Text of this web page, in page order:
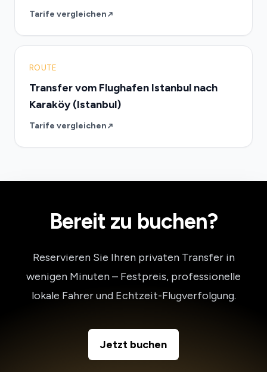
Tarife vergleichen
ROUTE
Transfer vom Flughafen Istanbul nach
Karaköy (Istanbul)
Tarife vergleichen
Bereit zu buchen?
Reservieren Sie Ihren privaten Transfer in
wenigen Minuten – Festpreis, professionelle
lokale Fahrer und Echtzeit-Flugverfolgung.
Jetzt buchen